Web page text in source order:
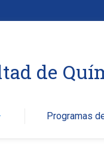
de
Programas